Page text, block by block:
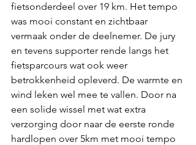
fietsonderdeel over 19 km. Het tempo
was mooi constant en zichtbaar
vermaak onder de deelnemer. De jury
en tevens supporter rende langs het
fietsparcours wat ook weer
betrokkenheid opleverd. De warmte en
wind leken wel mee te vallen. Door na
een solide wissel met wat extra
verzorging door naar de eerste ronde
hardlopen over 5km met mooi tempo